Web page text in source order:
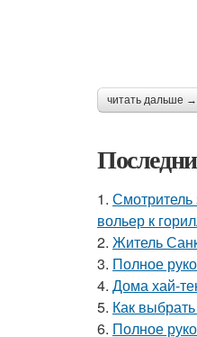
читать дальше →
1. Смотритель
вольер к
2. Житель
3. Полное
4. Дома хай-
5. Как
6. Полное